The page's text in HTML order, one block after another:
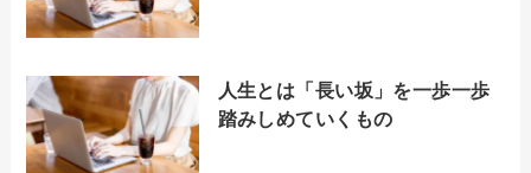
人生とは「長い坂」を一歩一歩
踏みしめていくもの